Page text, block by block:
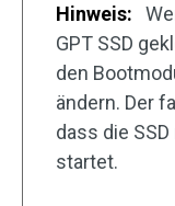
Hinweis:
GPT SSD
den
ändern. Der
dass die
startet.